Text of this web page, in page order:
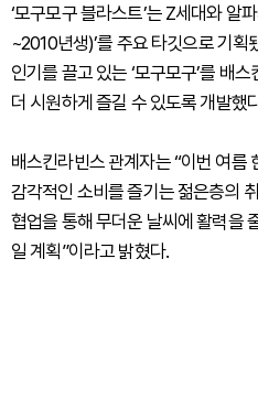
‘모구모구 블라스트’는 Z세대와 알
~2010년생)’를 주요 타깃으로 기획
인기를 끌고 있는 ‘모구모구’를 배
더 시원하게 즐길 수 있도록 개발했
배스킨라빈스 관계자는 “이번 여름
감각적인 소비를 즐기는 젊은층의
협업을 통해 무더운 날씨에 활력을
일 계획”이라고 밝혔다.